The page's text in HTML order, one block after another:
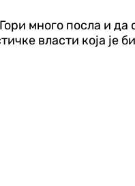
много посла и
власти која је